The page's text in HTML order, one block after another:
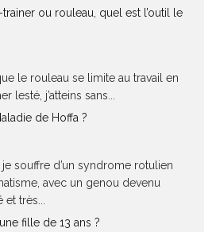
ou rouleau, quel est l’outil le
le rouleau se limite au travail en
lesté, j’atteins sans...
de Hoffa ?
souffre d’un syndrome rotulien
avec un genou devenu
très...
fille de 13 ans ?